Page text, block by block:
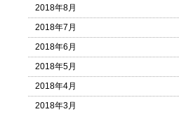
2018年8月
2018年7月
2018年6月
2018年5月
2018年4月
2018年3月